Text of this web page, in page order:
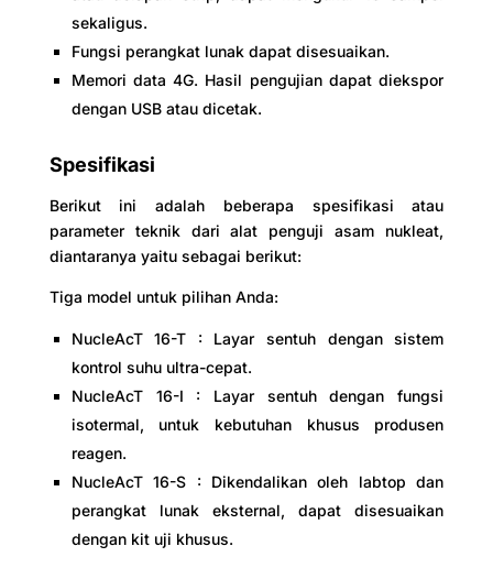
sekaligus.
Fungsi perangkat lunak dapat disesuaikan.
Memori data 4G. Hasil pengujian dapat diekspor
dengan USB atau dicetak.
Spesifikasi
Berikut ini adalah beberapa spesifikasi atau
parameter teknik dari alat penguji asam nukleat,
diantaranya yaitu sebagai berikut:
Tiga model untuk pilihan Anda:
NucleAcT 16-T : Layar sentuh dengan sistem
kontrol suhu ultra-cepat.
NucleAcT 16-I : Layar sentuh dengan fungsi
isotermal, untuk kebutuhan khusus produsen
reagen.
NucleAcT 16-S : Dikendalikan oleh labtop dan
perangkat lunak eksternal, dapat disesuaikan
dengan kit uji khusus.